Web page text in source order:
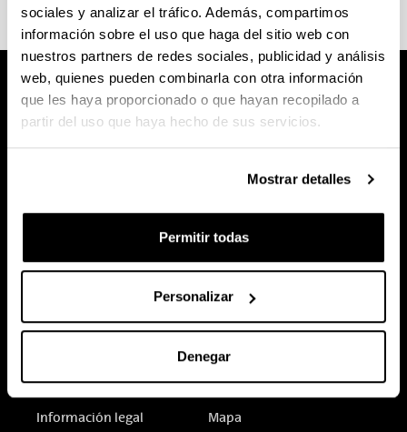
sociales y analizar el tráfico. Además, compartimos
información sobre el uso que haga del sitio web con
nuestros partners de redes sociales, publicidad y análisis
web, quienes pueden combinarla con otra información
que les haya proporcionado o que hayan recopilado a
partir del uso que haya hecho de sus servicios.
Mostrar detalles
Permitir todas
Personalizar
Denegar
Sede electrónica Accesibilidad
Información legal Mapa